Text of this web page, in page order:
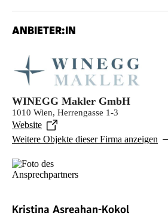
ANBIETER:IN
WINEGG Makler GmbH
1010 Wien, Herrengasse 1-3
Website
Weitere Objekte dieser Firma anzeigen
Kristina Asreahan-Kokol